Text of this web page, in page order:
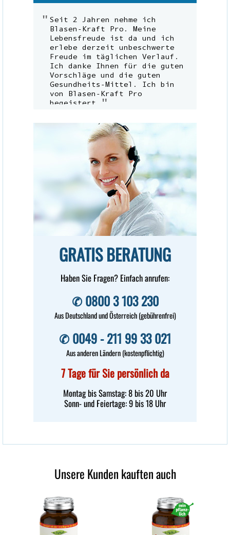
Seit 2 Jahren nehme ich
Blasen-Kraft Pro. Meine
Lebensfreude ist da und ich
erlebe derzeit unbeschwerte
Freude im täglichen Verlauf.
Ich danke Ihnen für die guten
Vorschläge und die guten
Gesundheits-Mittel. Ich bin
von Blasen-Kraft Pro
begeistert.
45701 Herten
Dank Blasen-Kraft Pro fühle
ich mich, kurz vor meinem 70.
Geburtstag stehend,
vollkommen fit und
pudelwohl.
Margarete Wehner,
61203 Reichelsheim
GRATIS BERATUNG
Haben Sie Fragen? Einfach anrufen:
✆ 0800 3 103 230
Aus Deutschland und Österreich (gebührenfrei)
✆ 0049 - 211 99 33 021
Aus anderen Ländern (kostenpflichtig)
7 Tage für Sie persönlich da
Montag bis Samstag: 8 bis 20 Uhr
Sonn- und Feiertage: 9 bis 18 Uhr
Unsere Kunden kauften auch